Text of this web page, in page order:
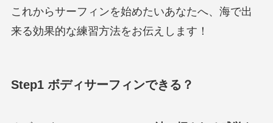
これからサーフィンを始めたいあなたへ、海で出
来る効果的な練習方法をお伝えします！
Step1 ボディサーフィンできる？